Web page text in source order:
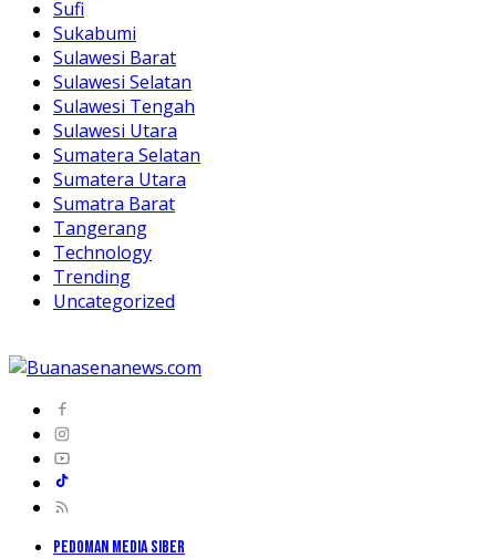
Sufi
Sukabumi
Sulawesi Barat
Sulawesi Selatan
Sulawesi Tengah
Sulawesi Utara
Sumatera Selatan
Sumatera Utara
Sumatra Barat
Tangerang
Technology
Trending
Uncategorized
PEDOMAN MEDIA SIBER